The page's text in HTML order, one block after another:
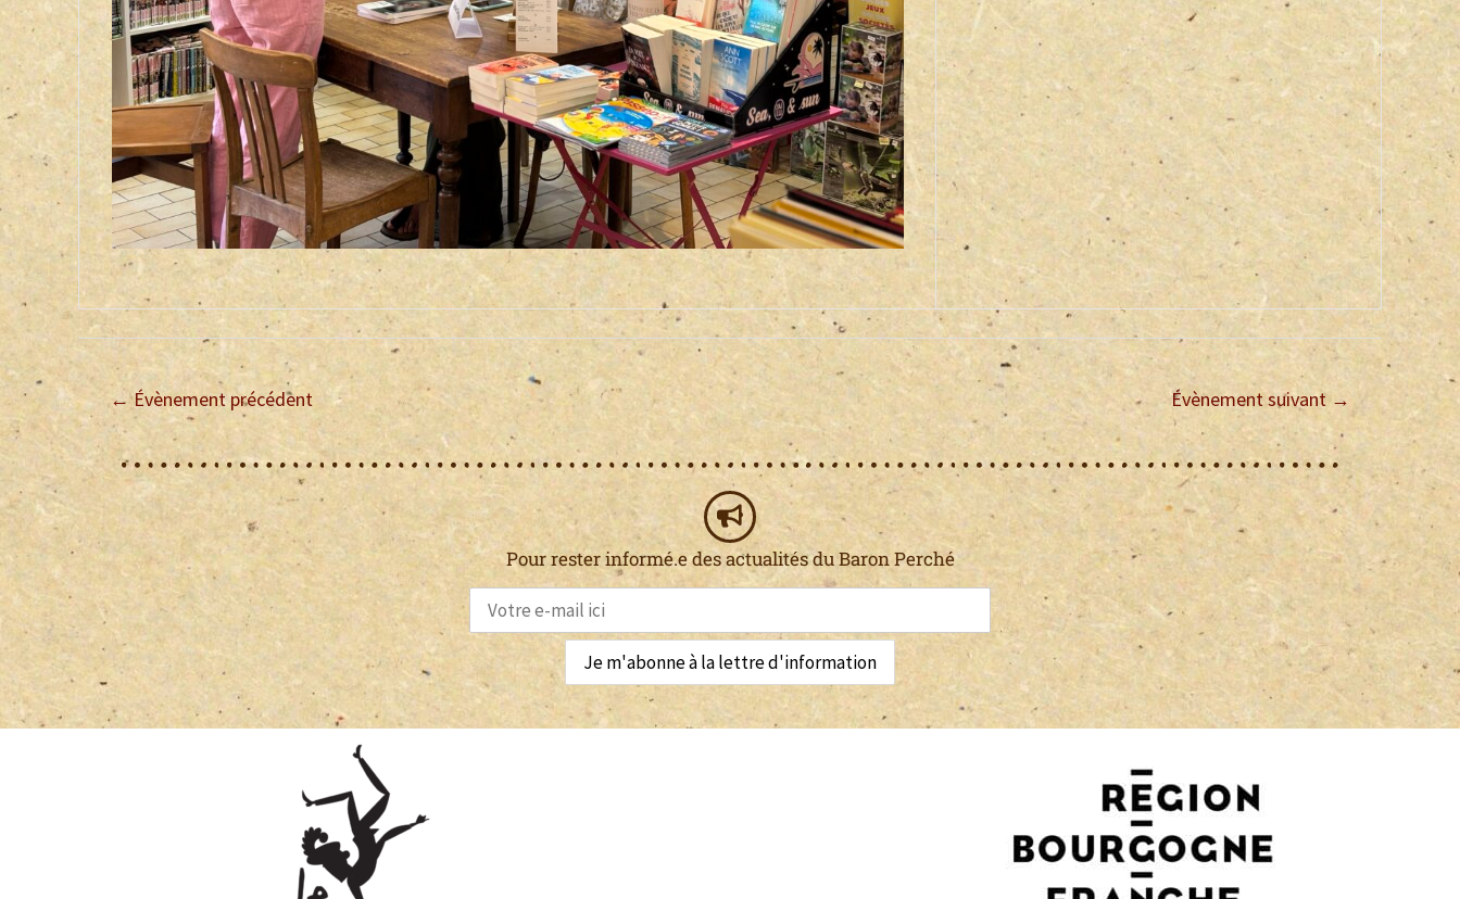
←Évènement précédent Évènement suivant→
Pour rester informé.e des actualités du Baron Perché